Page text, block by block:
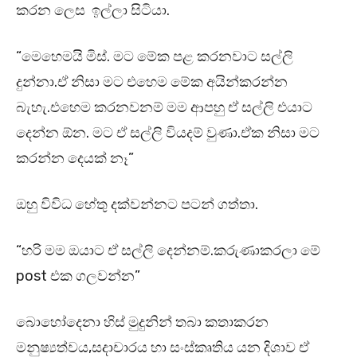
කරන ලෙස ඉල්ලා සිටියා.
“මෙහෙමයි මිස්. මට මේක පළ කරනවාට සල්ලි
දුන්නා.ඒ නිසා මට එහෙම මේක අයින්කරන්න
බැහැ.එහෙම කරනවනම් මම ආපහු ඒ සල්ලි එයාට
දෙන්න ඕන. මට ඒ සල්ලි වියදම් වුණා.ඒක නිසා මට
කරන්න දෙයක් නෑ”
ඔහු විවිධ හේතු දක්වන්නට පටන් ගත්තා.
“හරි මම ඔයාට ඒ සල්ලි දෙන්නම්.කරුණාකරලා මේ
post එක ගලවන්න”
බොහෝදෙනා හිස් මුදුනින් තබා කතාකරන
මනුෂ්‍යත්වය,සදාචාරය හා සංස්කෘතිය යන දිශාව ඒ